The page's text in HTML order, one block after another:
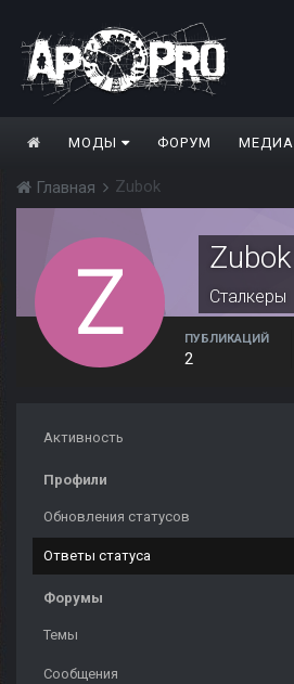
МОДЫ ФОРУМ МЕДИА
Главная Zubok
Zubok
Сталкеры
ПУБЛИКАЦИЙ
2
Активность
Профили
Обновления статусов
Ответы статуса
Форумы
Темы
Сообщения